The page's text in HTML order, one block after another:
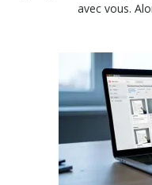
avec vous.